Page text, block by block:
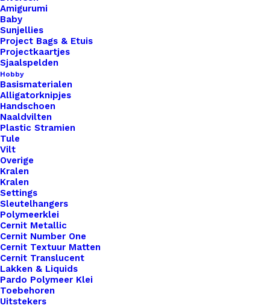
Amigurumi
Baby
Sunjellies
Project Bags & Etuis
Projectkaartjes
Sjaalspelden
Hobby
Basismaterialen
Alligatorknipjes
Handschoen
Naaldvilten
Plastic Stramien
Tule
Vilt
Overige
Kralen
Kralen
Settings
Sleutelhangers
Polymeerklei
Cernit Metallic
Cernit Number One
Cernit Textuur Matten
Cernit Translucent
Lakken & Liquids
Pardo Polymeer Klei
Toebehoren
Uitstekers
Nog meer leuks!